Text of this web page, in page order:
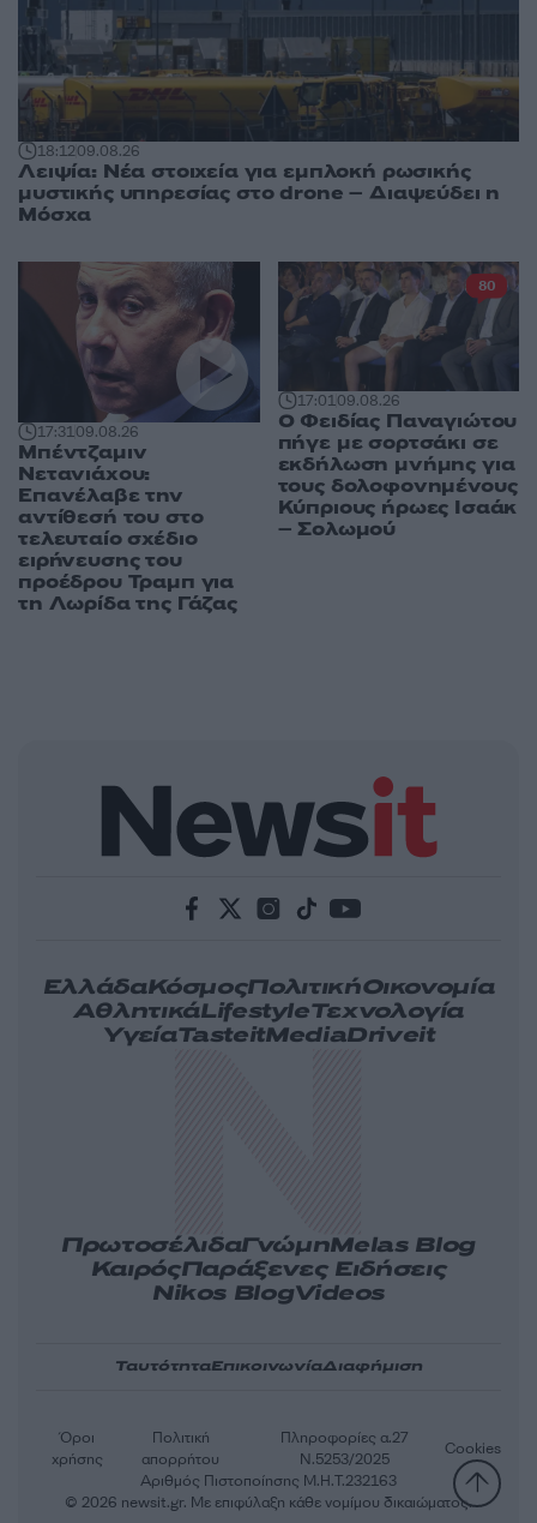
18:1209.08.26
Λειψία: Νέα στοιχεία για εμπλοκή ρωσικής
μυστικής υπηρεσίας στο drone – Διαψεύδει η
Μόσχα
17:3109.08.26
Μπέντζαμιν
Νετανιάχου:
Επανέλαβε την
αντίθεσή του στο
τελευταίο σχέδιο
ειρήνευσης του
προέδρου Τραμπ για
τη Λωρίδα της Γάζας
17:0109.08.26
Ο Φειδίας Παναγιώτου
πήγε με σορτσάκι σε
εκδήλωση μνήμης για
τους δολοφονημένους
Κύπριους ήρωες Ισαάκ
– Σολωμού
80
ΕλλάδαΚόσμοςΠολιτικήΟικονομία
ΑθλητικάLifestyleΤεχνολογία
ΥγείαTasteitMediaDriveit
ΠρωτοσέλιδαΓνώμηMelas Blog
ΚαιρόςΠαράξενες Ειδήσεις
Nikos BlogVideos
ΤαυτότηταΕπικοινωνίαΔιαφήμιση
Αριθμός Πιστοποίησης Μ.Η.Τ.232163
Όροι
χρήσης
Πολιτική
απορρήτου
Πληροφορίες α.27
Ν.5253/2025
Cookies
© 2026 newsit.gr. Με επιφύλαξη κάθε νομίμου δικαιώματος.